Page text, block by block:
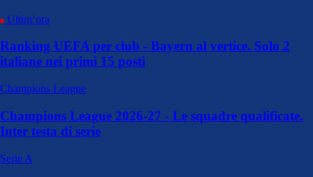
Ultim’ora
Ranking UEFA per club - Bayern al vertice. Solo 2
italiane nei primi 15 posti
Champions League
Champions League 2026-27 - Le squadre qualificate.
Inter testa di serie
Serie A